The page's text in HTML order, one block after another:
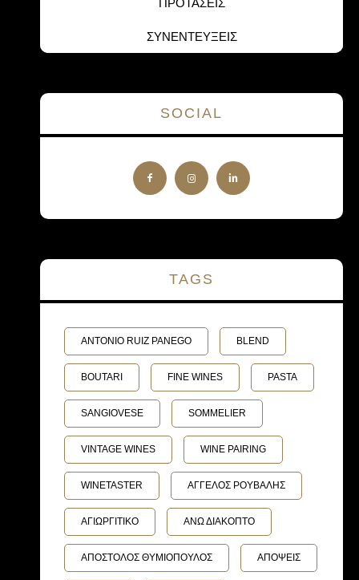
ΣΥΝΕΝΤΕΥΞΕΙΣ
SOCIAL
TAGS
ANTONIO RUIZ PANEGO BLEND
BOUTARI FINE WINES PASTA
SANGIOVESE SOMMELIER
VINTAGE WINES WINE PAIRING
WINETASTER ΑΓΓΕΛΟΣ ΡΟΥΒΑΛΗΣ
ΑΓΙΩΡΓΙΤΙΚΟ ΑΝΩ ΔΙΑΚΟΠΤΟ
ΑΠΟΣΤΟΛΟΣ ΘΥΜΙΟΠΟΥΛΟΣ ΑΠΟΨΕΙΣ